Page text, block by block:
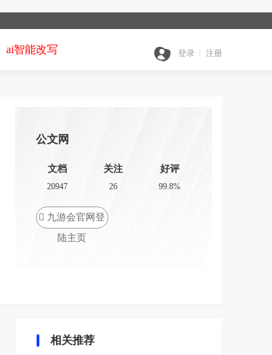
登录 注册
ai智能改写
公文网
文档
20947
关注
26
好评
99.8%
 九游会官网登
陆主页
相关推荐